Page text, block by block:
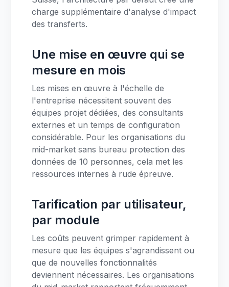
charge supplémentaire d'analyse d'impact
des transferts.
Une mise en œuvre qui se
mesure en mois
Les mises en œuvre à l'échelle de
l'entreprise nécessitent souvent des
équipes projet dédiées, des consultants
externes et un temps de configuration
considérable. Pour les organisations du
mid-market sans bureau protection des
données de 10 personnes, cela met les
ressources internes à rude épreuve.
Tarification par utilisateur,
par module
Les coûts peuvent grimper rapidement à
mesure que les équipes s'agrandissent ou
que de nouvelles fonctionnalités
deviennent nécessaires. Les organisations